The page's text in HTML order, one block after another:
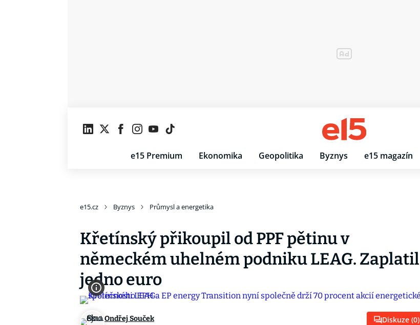
e15 Premium Ekonomika Geopolitika Byznys e15 magazín
e15.cz Byznys Průmysl a energetika
Křetínský přikoupil od PPF pětinu v
německém uhelném podniku LEAG. Zaplatil
jedno euro
Ondřej Souček Diskuze (0)